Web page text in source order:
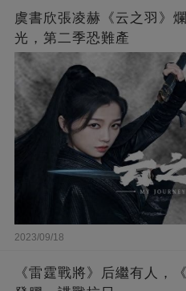
虞書欣張凌赫《云之羽》
光，第二季恐難產
2023/09/18
《雷霆戰將》后繼有人，